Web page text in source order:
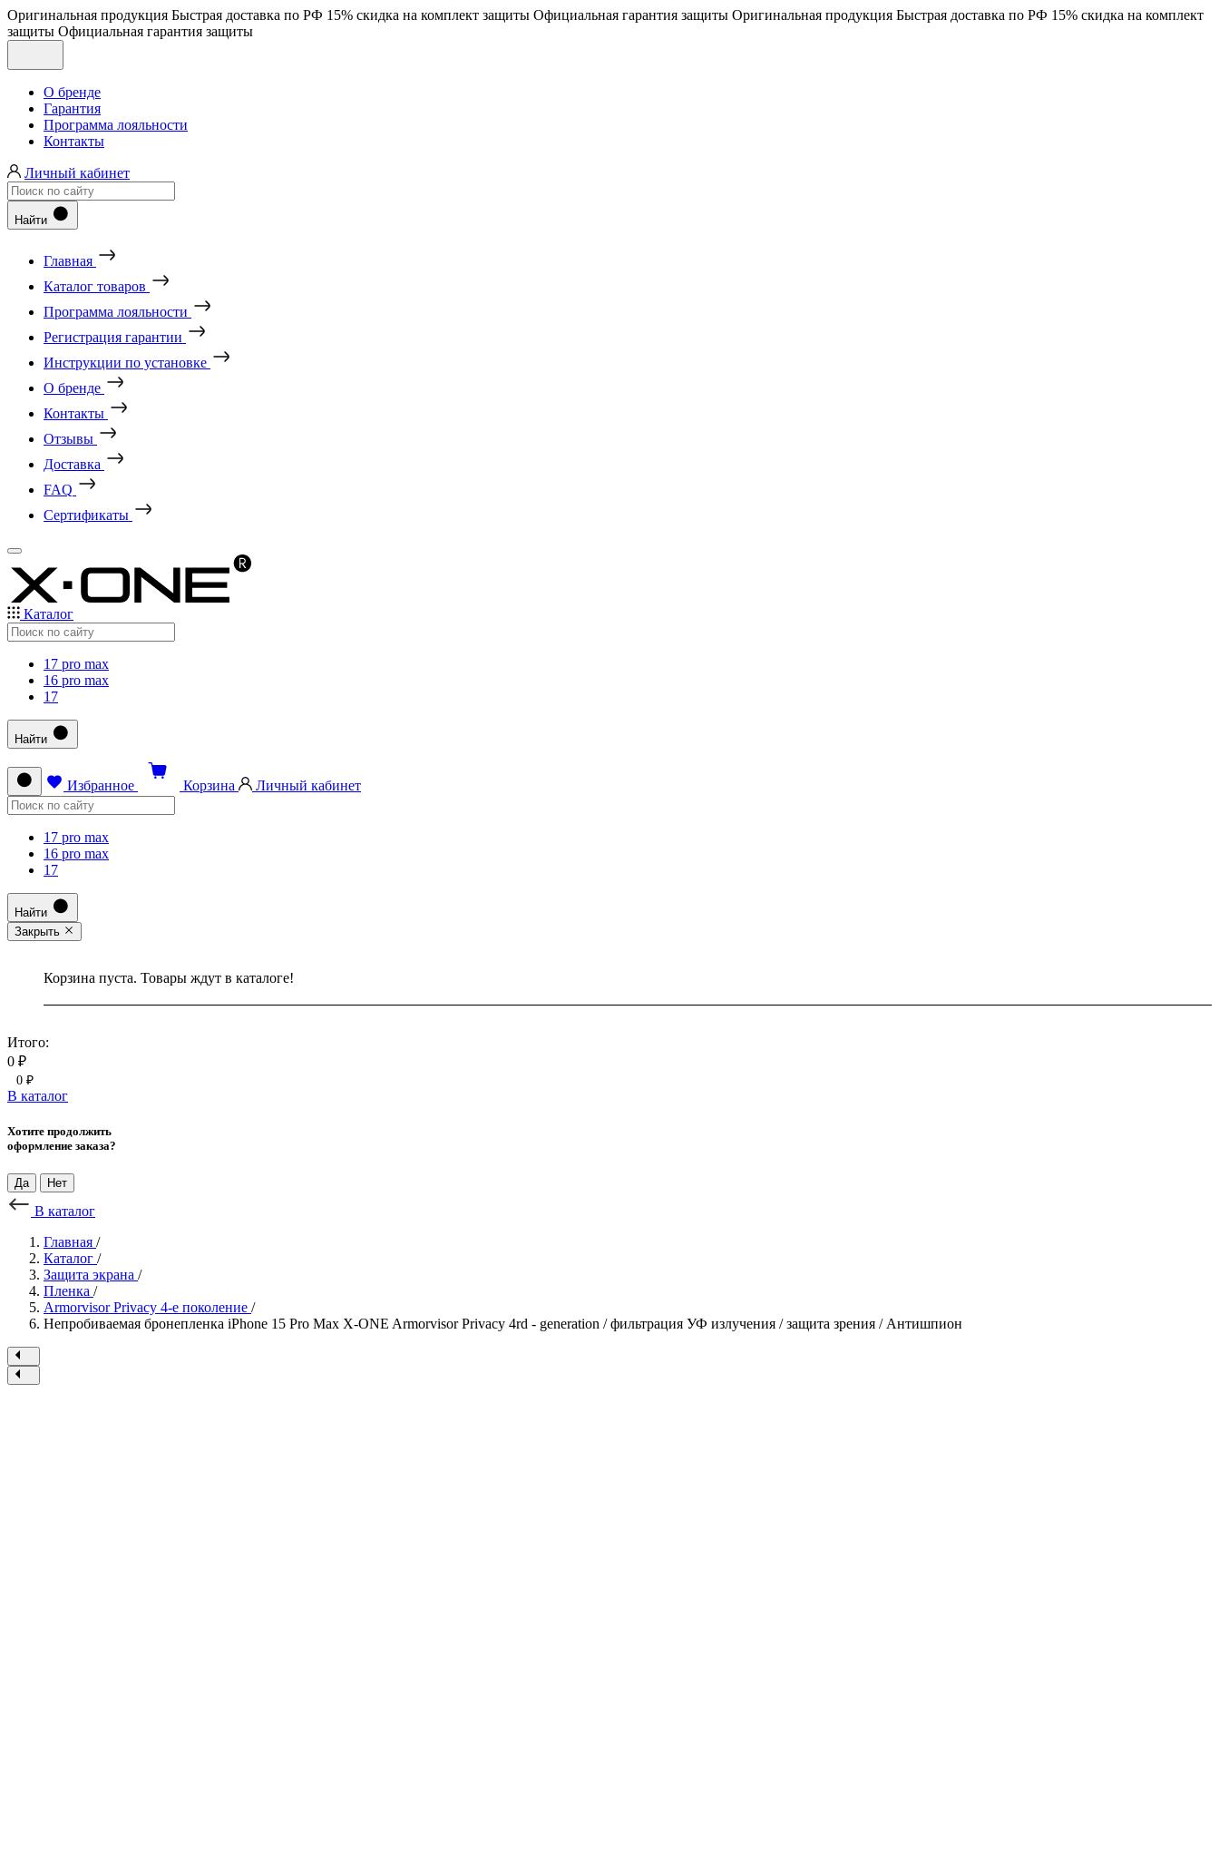
Оригинальная продукция Быстрая доставка по РФ 15% скидка на комплект защиты Официальная гарантия защиты Оригинальная продукция Быстрая доставка по РФ 15% скидка на комплект
защиты Официальная гарантия защиты
О бренде
Гарантия
Программа лояльности
Контакты
Личный кабинет
Найти
Главная
Каталог товаров
Программа лояльности
Регистрация гарантии
Инструкции по установке
О бренде
Контакты
Отзывы
Доставка
FAQ
Сертификаты
Каталог
17 pro max
16 pro max
17
Найти
Избранное Корзина Личный кабинет
17 pro max
16 pro max
17
Найти
Закрыть
Корзина пуста. Товары ждут в каталоге!
Итого:
0 ₽
0 ₽
В каталог
Хотите продолжить
оформление заказа?
Да Нет
В каталог
Главная /
Каталог /
Защита экрана /
Пленка /
Armorvisor Privacy 4-е поколение /
Непробиваемая бронепленка iPhone 15 Pro Max X-ONE Armorvisor Privacy 4rd - generation / фильтрация УФ излучения / защита зрения / Антишпион